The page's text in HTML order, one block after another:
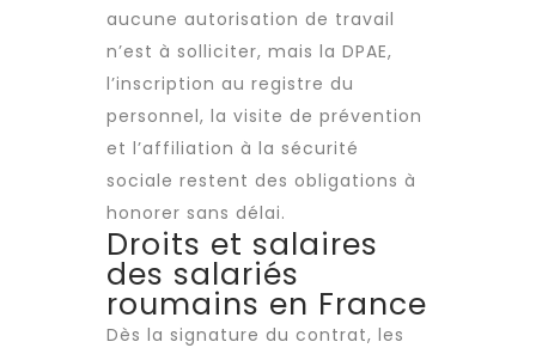
aucune autorisation de travail
n’est à solliciter, mais la DPAE,
l’inscription au registre du
personnel, la visite de prévention
et l’affiliation à la sécurité
sociale restent des obligations à
honorer sans délai.
Droits et salaires
des salariés
roumains en France
Dès la signature du contrat, les